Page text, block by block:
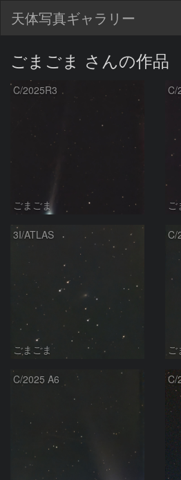
天体写真ギャラリー
ごまごま さんの作品
C/2025R3
ごまごま
C/
ご
3I/ATLAS
ごまごま
C/
ご
C/2025 A6 C/